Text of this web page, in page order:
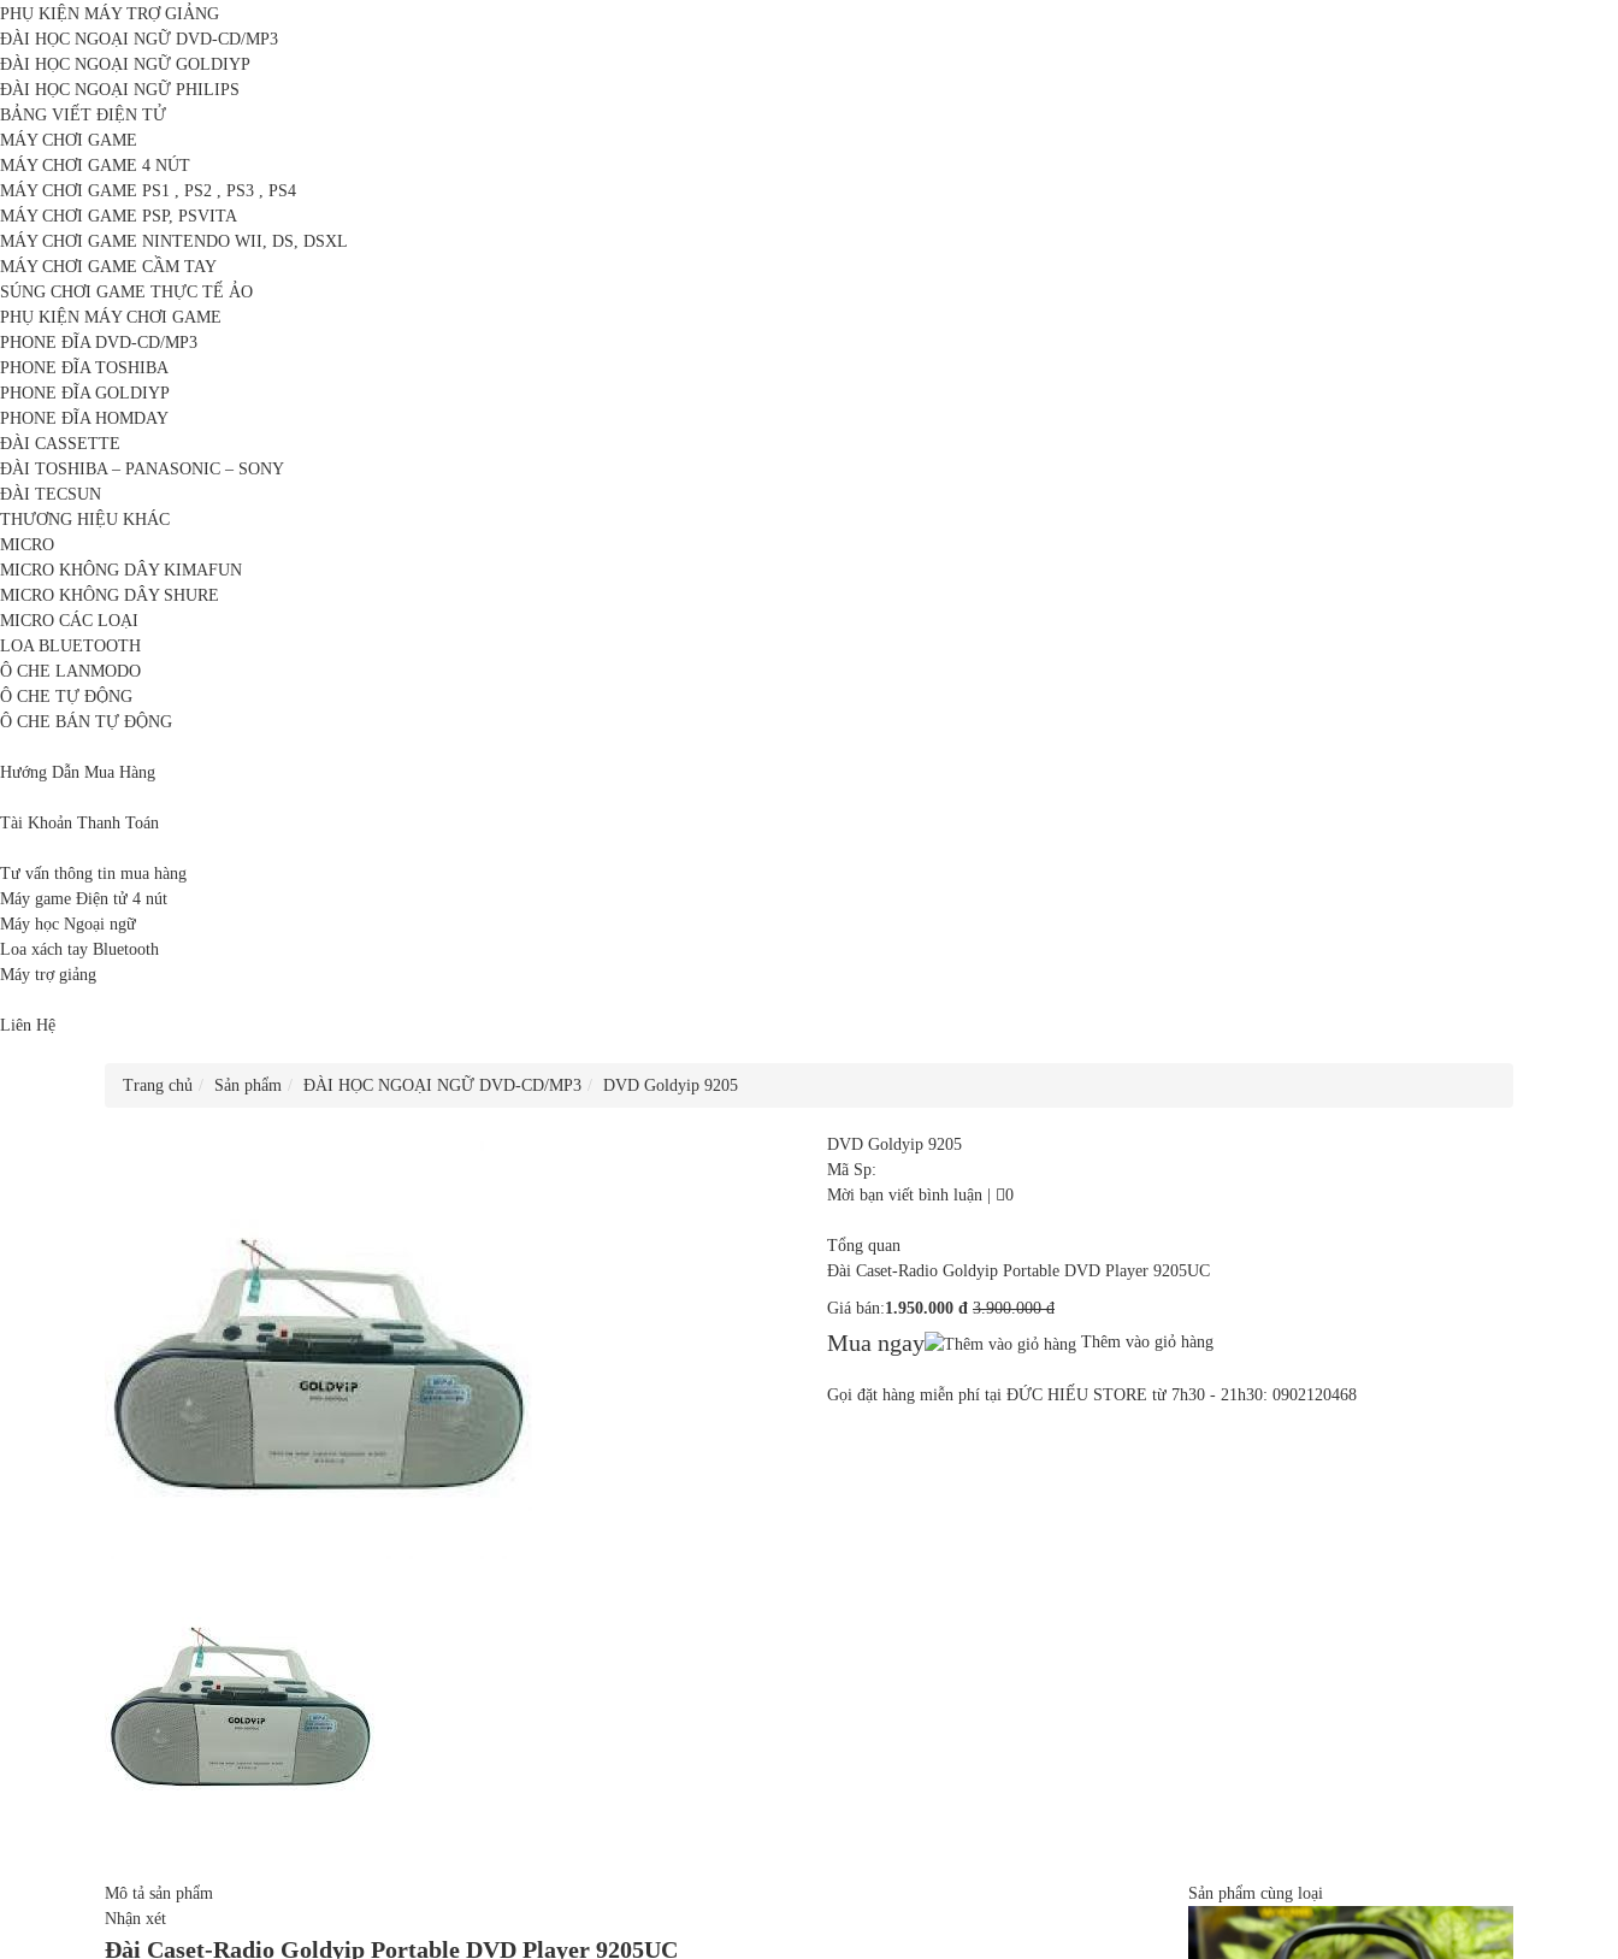
PHỤ KIỆN MÁY TRỢ GIẢNG
ĐÀI HỌC NGOẠI NGỮ DVD-CD/MP3
ĐÀI HỌC NGOẠI NGỮ GOLDIYP
ĐÀI HỌC NGOẠI NGỮ PHILIPS
BẢNG VIẾT ĐIỆN TỬ
MÁY CHƠI GAME
MÁY CHƠI GAME 4 NÚT
MÁY CHƠI GAME PS1 , PS2 , PS3 , PS4
MÁY CHƠI GAME PSP, PSVITA
MÁY CHƠI GAME NINTENDO WII, DS, DSXL
MÁY CHƠI GAME CẦM TAY
SÚNG CHƠI GAME THỰC TẾ ẢO
PHỤ KIỆN MÁY CHƠI GAME
PHONE ĐĨA DVD-CD/MP3
PHONE ĐĨA TOSHIBA
PHONE ĐĨA GOLDIYP
PHONE ĐĨA HOMDAY
ĐÀI CASSETTE
ĐÀI TOSHIBA – PANASONIC – SONY
ĐÀI TECSUN
THƯƠNG HIỆU KHÁC
MICRO
MICRO KHÔNG DÂY KIMAFUN
MICRO KHÔNG DÂY SHURE
MICRO CÁC LOẠI
LOA BLUETOOTH
Ô CHE LANMODO
Ô CHE TỰ ĐỘNG
Ô CHE BÁN TỰ ĐỘNG
Hướng Dẫn Mua Hàng
Tài Khoản Thanh Toán
Tư vấn thông tin mua hàng
Máy game Điện tử 4 nút
Máy học Ngoại ngữ
Loa xách tay Bluetooth
Máy trợ giảng
Liên Hệ
Trang chủ Sản phẩm ĐÀI HỌC NGOẠI NGỮ DVD-CD/MP3 DVD Goldyip 9205
DVD Goldyip 9205
Mã Sp:
Mời bạn viết bình luận
0
Tổng quan
Đài Caset-Radio Goldyip Portable DVD Player 9205UC
Giá bán:1.950.000 đ 3.900.000 đ
Mua ngay Thêm vào giỏ hàng
Gọi đặt hàng miễn phí tại ĐỨC HIẾU STORE từ 7h30 - 21h30: 0902120468
Mô tả sản phẩm
Nhận xét
Đài Caset-Radio Goldyip Portable DVD Player 9205UC
Sản phẩm cùng loại